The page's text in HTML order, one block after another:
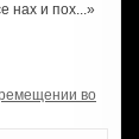
нах и пох...»
во